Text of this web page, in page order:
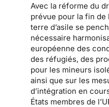
Avec la réforme du
prévue pour la fin de
terre d’asile se
nécessaire
européenne des
des réfugiés, des
pour les mineurs
ainsi que sur les
d’intégration en
États membres de